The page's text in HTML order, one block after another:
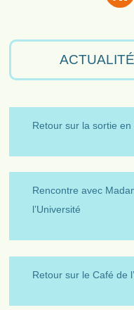
ACTUALITÉ
Retour sur la sortie
Rencontre avec
l’Université
Retour sur le Café de